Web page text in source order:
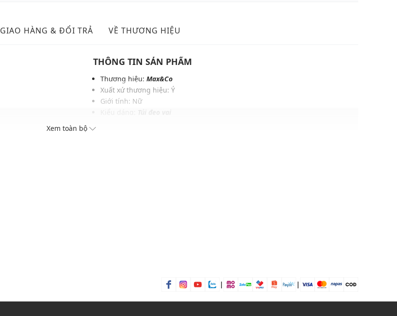
GIAO HÀNG & ĐỔI TRẢ VỀ THƯƠNG HIỆU
THÔNG TIN SẢN PHẨM
Thương hiệu: Max&Co
Xuất xứ thương hiệu: Ý
Giới tính: Nữ
Xem toàn bộ
| |